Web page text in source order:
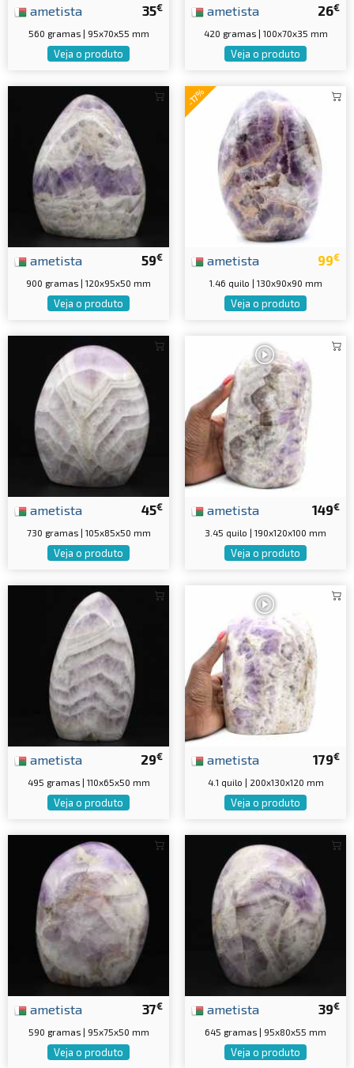
35€
ametista
560 gramas | 95x70x55 mm
Veja o produto
26€
ametista
420 gramas | 100x70x35 mm
Veja o produto
59€
ametista
900 gramas | 120x95x50 mm
Veja o produto
-17%
99€
ametista
1.46 quilo | 130x90x90 mm
Veja o produto
45€
ametista
730 gramas | 105x85x50 mm
Veja o produto
149€
ametista
3.45 quilo | 190x120x100 mm
Veja o produto
29€
ametista
495 gramas | 110x65x50 mm
Veja o produto
179€
ametista
4.1 quilo | 200x130x120 mm
Veja o produto
37€
ametista
590 gramas | 95x75x50 mm
Veja o produto
39€
ametista
645 gramas | 95x80x55 mm
Veja o produto